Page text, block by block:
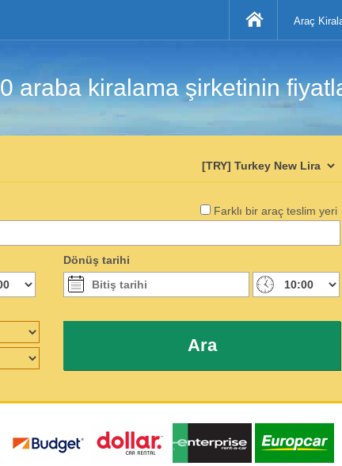
Araç
araba kiralama şirketinin
Farklı bir araç teslim yeri
Dönüş tarihi
Ara